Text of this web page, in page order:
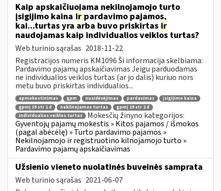
Kaip apskaičiuojama nekilnojamojo turto
įsigijimo kaina ir pardavimo pajamos,
kai...turtas yra arba buvo priskirtas ir
naudojamas kaip individualios veiklos turtas?
Web turinio sąrašas 2018-11-22
Registracijos numeris KM1096 Ši informacija skelbiama:
Pardavimo pajamų apskaičiavimas Jeigu parduodamas
ne individualios veiklos turtas (ar jo dalis) kuriuo nors
metu buvo priskirtas individualios...
apmokestinimas gpm nusidėvėjimas pardavimas
įsigijimo kaina
gpmį 19 str 1 d
nekilnojamas turtas
gpmį 19 str 2 d
individualios veiklos turtas
Mokesčių žinyno kategorijos:
Gyventojų pajamų mokestis » Kitos pajamos / išmokos
(pagal abėcėlę) » Turto pardavimo pajamos »
Nekilnojamojo ir registruotino kilnojamojo turto »
Pardavimo pajamų apskaičiavimas
Užsienio vieneto nuolatinės buveinės samprata
Web turinio sąrašas 2021-06-07